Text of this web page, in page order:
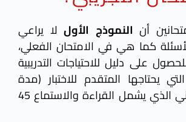
أنالنموذج الأوللا يراعي
كما هي في الامتحان الفعلي،
على دليل للاحتياجات التدريبية
يحتاجها المتقدم للاختبار (مدة
الاختبار الالكتروني الذي يشمل القراءة والاستماع 45